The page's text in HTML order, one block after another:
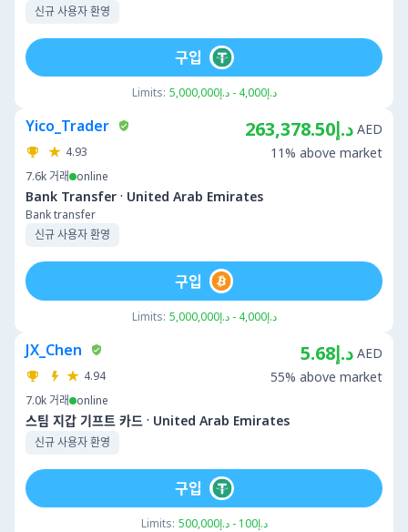
신규 사용자 환영
Limits: د.إ4,000 - د.إ5,000,000
구입
Yico_Trader
4.93
7.6k 거래 online
Bank Transfer · United Arab Emirates
Bank transfer
신규 사용자 환영
د.إ263,378.50 AED
11% above market
Limits: د.إ4,000 - د.إ5,000,000
구입
JX_Chen
4.94
7.0k 거래 online
스팀 지갑 기프트 카드 · United Arab Emirates
신규 사용자 환영
د.إ5.68 AED
55% above market
Limits: د.إ100 - د.إ500,000
구입